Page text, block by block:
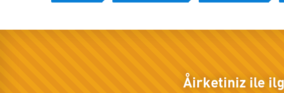
Åirketiniz ile